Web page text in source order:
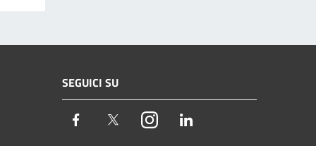
SEGUICI SU
Facebook TwitterInstagram